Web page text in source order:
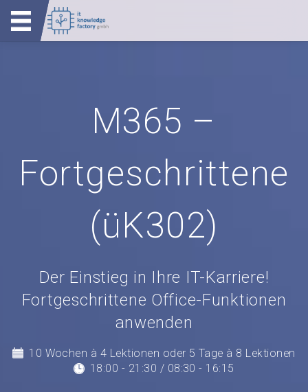
M365 –
Fortgeschrittene
(üK302)
Der Einstieg in Ihre IT-Karriere!
Fortgeschrittene Office-Funktionen
anwenden
10 Wochen à 4 Lektionen oder 5 Tage à 8 Lektionen
18:00 - 21:30 / 08:30 - 16:15